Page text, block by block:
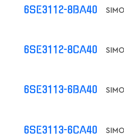
6SE3112-8BA40
6SE3112-8CA40
6SE3113-6BA40
6SE3113-6CA40